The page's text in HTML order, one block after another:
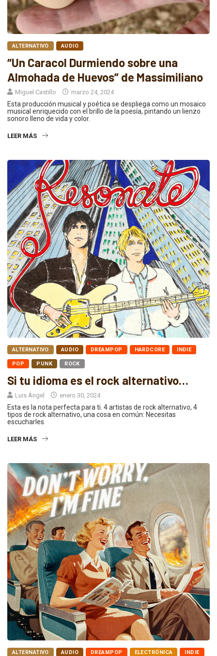
ALTERNATIVO AUDIO
“Un Caracol Durmiendo sobre una
Almohada de Huevos” de Massimiliano
Miguel Castillo marzo 24, 2024
Esta producción musical y poética se despliega como un mosaico
musical enriquecido con el brillo de la poesía, pintando un lienzo
sonoro lleno de vida y color.
LEER MÁS
ALTERNATIVO AUDIO DREAMPOP HARDCORE INDIE
POP PUNK ROCK
Si tu idioma es el rock alternativo…
Luis Ángel enero 30, 2024
Esta es la nota perfecta para ti. 4 artistas de rock alternativo, 4
tipos de rock alternativo, una cosa en común: Necesitas
escucharles.
LEER MÁS
ALTERNATIVO AUDIO DREAMPOP ELECTRÓNICA INDIE